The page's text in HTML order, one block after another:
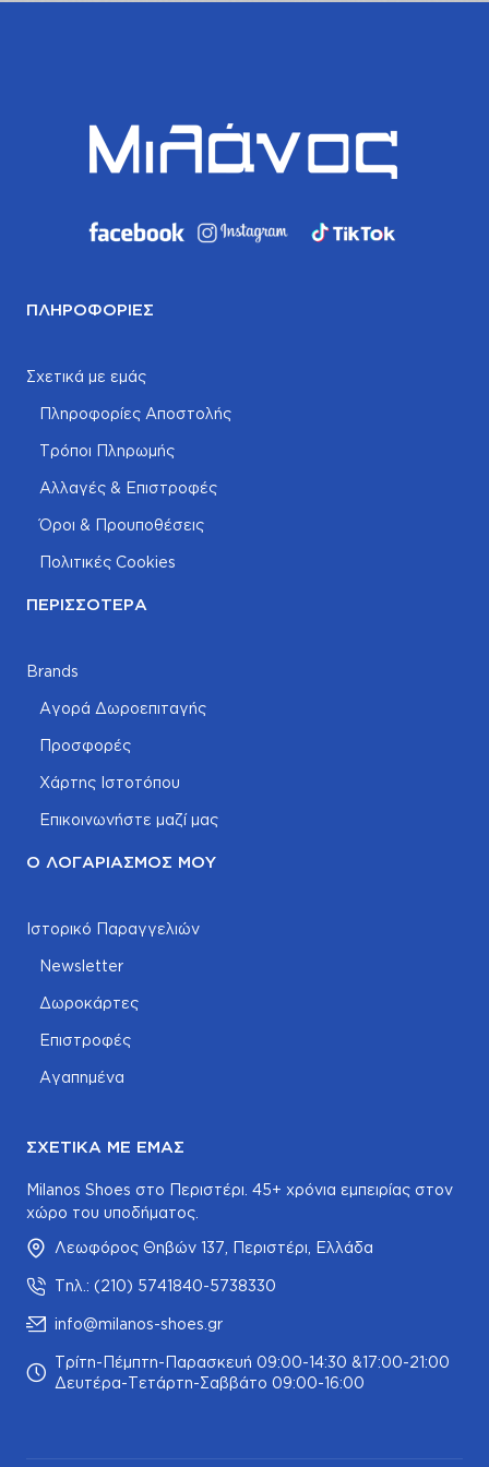
ΠΛΗΡΟΦΟΡΊΕΣ
Σχετικά με εμάς
Πληροφορίες Αποστολής
Τρόποι Πληρωμής
Αλλαγές & Επιστροφές
Όροι & Προυποθέσεις
Πολιτικές Cookies
ΠΕΡΙΣΣΌΤΕΡΑ
Brands
Αγορά Δωροεπιταγής
Προσφορές
Χάρτης Ιστοτόπου
Επικοινωνήστε μαζί μας
Ο ΛΟΓΑΡΙΑΣΜΌΣ ΜΟΥ
Ιστορικό Παραγγελιών
Newsletter
Δωροκάρτες
Επιστροφές
Αγαπημένα
ΣΧΕΤΙΚΆ ΜΕ ΕΜΆΣ
Milanos Shoes στο Περιστέρι. 45+ χρόνια εμπειρίας στον
χώρο του υποδήματος.
Λεωφόρος Θηβών 137, Περιστέρι, Ελλάδα
Τηλ.: (210) 5741840-5738330
info@milanos-shoes.gr
Τρίτη-Πέμπτη-Παρασκευή 09:00-14:30 &17:00-21:00
Δευτέρα-Τετάρτη-Σαββάτο 09:00-16:00